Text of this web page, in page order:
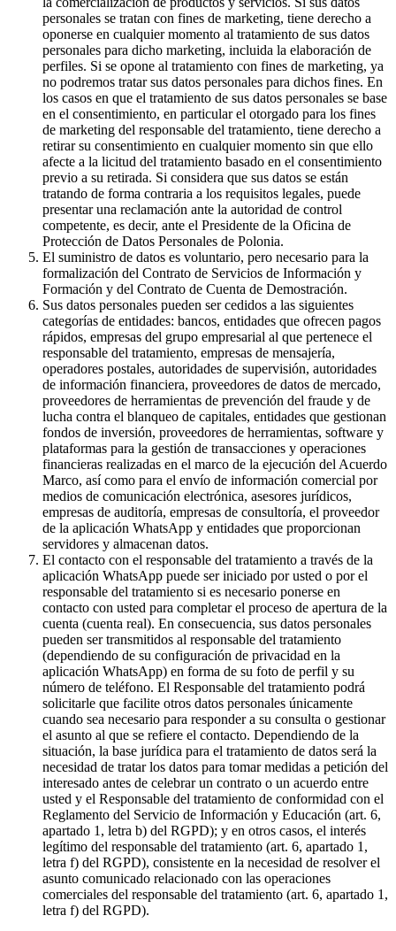
personales se tratan con fines de marketing, tiene derecho a
oponerse en cualquier momento al tratamiento de sus datos
personales para dicho marketing, incluida la elaboración de
perfiles. Si se opone al tratamiento con fines de marketing, ya
no podremos tratar sus datos personales para dichos fines. En
los casos en que el tratamiento de sus datos personales se base
en el consentimiento, en particular el otorgado para los fines
de marketing del responsable del tratamiento, tiene derecho a
retirar su consentimiento en cualquier momento sin que ello
afecte a la licitud del tratamiento basado en el consentimiento
previo a su retirada. Si considera que sus datos se están
tratando de forma contraria a los requisitos legales, puede
presentar una reclamación ante la autoridad de control
competente, es decir, ante el Presidente de la Oficina de
Protección de Datos Personales de Polonia.
El suministro de datos es voluntario, pero necesario para la
formalización del Contrato de Servicios de Información y
Formación y del Contrato de Cuenta de Demostración.
Sus datos personales pueden ser cedidos a las siguientes
categorías de entidades: bancos, entidades que ofrecen pagos
rápidos, empresas del grupo empresarial al que pertenece el
responsable del tratamiento, empresas de mensajería,
operadores postales, autoridades de supervisión, autoridades
de información financiera, proveedores de datos de mercado,
proveedores de herramientas de prevención del fraude y de
lucha contra el blanqueo de capitales, entidades que gestionan
fondos de inversión, proveedores de herramientas, software y
plataformas para la gestión de transacciones y operaciones
financieras realizadas en el marco de la ejecución del Acuerdo
Marco, así como para el envío de información comercial por
medios de comunicación electrónica, asesores jurídicos,
empresas de auditoría, empresas de consultoría, el proveedor
de la aplicación WhatsApp y entidades que proporcionan
servidores y almacenan datos.
El contacto con el responsable del tratamiento a través de la
aplicación WhatsApp puede ser iniciado por usted o por el
responsable del tratamiento si es necesario ponerse en
contacto con usted para completar el proceso de apertura de la
cuenta (cuenta real). En consecuencia, sus datos personales
pueden ser transmitidos al responsable del tratamiento
(dependiendo de su configuración de privacidad en la
aplicación WhatsApp) en forma de su foto de perfil y su
número de teléfono. El Responsable del tratamiento podrá
solicitarle que facilite otros datos personales únicamente
cuando sea necesario para responder a su consulta o gestionar
el asunto al que se refiere el contacto. Dependiendo de la
situación, la base jurídica para el tratamiento de datos será la
necesidad de tratar los datos para tomar medidas a petición del
interesado antes de celebrar un contrato o un acuerdo entre
usted y el Responsable del tratamiento de conformidad con el
Reglamento del Servicio de Información y Educación (art. 6,
apartado 1, letra b) del RGPD); y en otros casos, el interés
legítimo del responsable del tratamiento (art. 6, apartado 1,
letra f) del RGPD), consistente en la necesidad de resolver el
asunto comunicado relacionado con las operaciones
comerciales del responsable del tratamiento (art. 6, apartado 1,
letra f) del RGPD).